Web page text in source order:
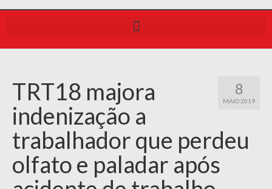
8
MAIO 2019
TRT18 majora
indenização a
trabalhador que perdeu
olfato e paladar após